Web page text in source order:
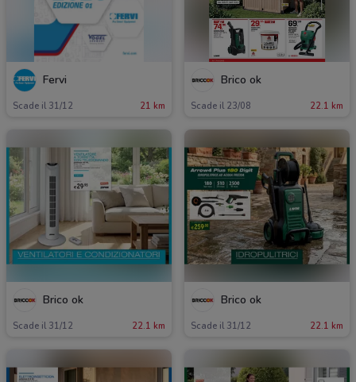
Fervi
Scade il 31/12 21 km
Brico ok
Scade il 23/08 22.1 km
Brico ok
Scade il 31/12 22.1 km
Brico ok
Scade il 31/12 22.1 km